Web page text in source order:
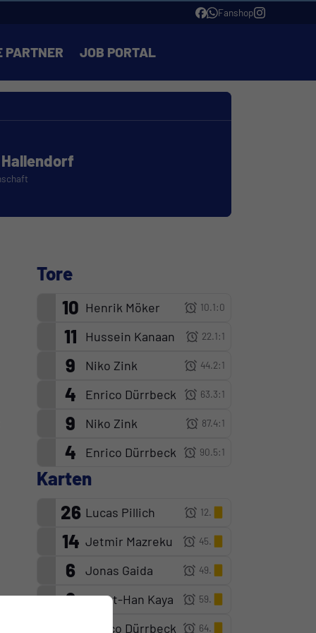
Fanshop
PARTNER JOB PORTAL
Hallendorf
Tore
10 Henrik Möker 10.1:0
11 Hussein Kanaan 22.1:1
9 Niko Zink 44.2:1
4 Enrico Dürrbeck 63.3:1
9 Niko Zink 87.4:1
4 Enrico Dürrbeck 90.5:1
Karten
26 Lucas Pillich 12.
14 Jetmir Mazreku 45.
6 Jonas Gaida 49.
8 Murat-Han Kaya 59.
Enrico Dürrbeck 64.